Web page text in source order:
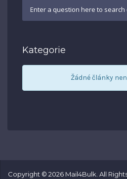
Kategorie
Žádné články
Copyright © 2026 Mail4Bulk. All